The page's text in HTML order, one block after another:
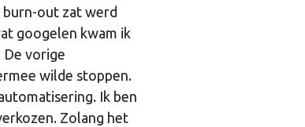
burn-out zat werd
googelen kwam ik
De vorige
wilde stoppen.
Ik ben
Zolang het